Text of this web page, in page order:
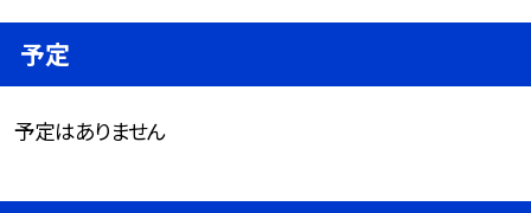
予定
予定はありません